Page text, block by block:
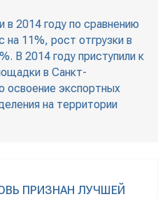
в 2014 году по сравнению
11%, рост отгрузки в
В 2014 году приступили к
в Санкт-
освоение экспортных
на территории
ПРИЗНАН ЛУЧШЕЙ